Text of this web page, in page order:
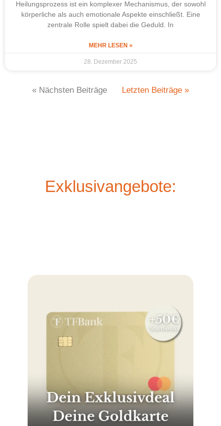
Heilungsprozess ist ein komplexer Mechanismus, der sowohl
körperliche als auch emotionale Aspekte einschließt. Eine
zentrale Rolle spielt dabei die Geduld. In
MEHR LESEN »
28. Dezember 2025
« Nächsten Beiträge Letzten Beiträge »
Exklusivangebote: